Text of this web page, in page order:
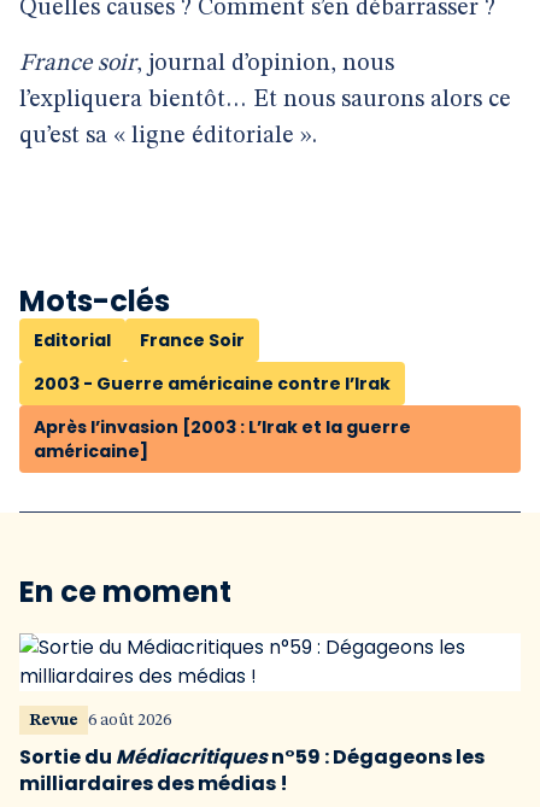
Quelles causes ? Comment s’en débarrasser ?
France soir, journal d’opinion, nous
l’expliquera bientôt… Et nous saurons alors ce
qu’est sa « ligne éditoriale ».
Mots-clés
Editorial
France Soir
2003 - Guerre américaine contre l’Irak
Après l’invasion [2003 : L’Irak et la guerre
américaine]
En ce moment
Revue 6 août 2026
Sortie du Médiacritiquesn°59 : Dégageons les
milliardaires des médias !